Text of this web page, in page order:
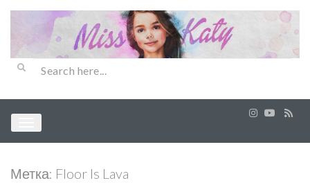
Метка: Floor Is Lava